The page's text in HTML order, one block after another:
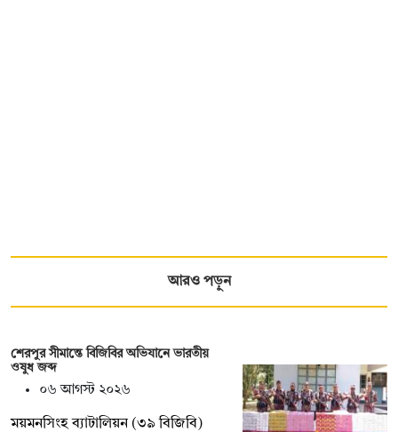
আরও পড়ুন
শেরপুর সীমান্তে বিজিবির অভিযানে ভারতীয়
ওষুধ জব্দ
০৬ আগস্ট ২০২৬
ময়মনসিংহ ব্যাটালিয়ন (৩৯ বিজিবি)